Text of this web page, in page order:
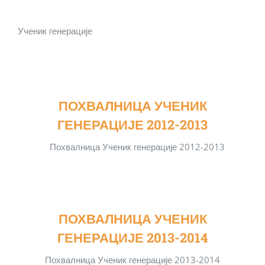
Ученик генерације
ПОХВАЛНИЦА УЧЕНИК
ГЕНЕРАЦИЈЕ 2012-2013
Похвалница Ученик генерације 2012-2013
ПОХВАЛНИЦА УЧЕНИК
ГЕНЕРАЦИЈЕ 2013-2014
Похвалница Ученик генерације 2013-2014